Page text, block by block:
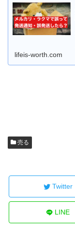
lifeis-worth.com
売る
Twitter
LINE